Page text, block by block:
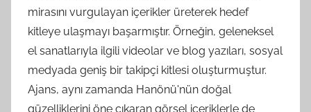
mirasını vurgulayan içerikler üreterek hedef
kitleye ulaşmayı başarmıştır. Örneğin, geleneksel
el sanatlarıyla ilgili videolar ve blog yazıları, sosyal
medyada geniş bir takipçi kitlesi oluşturmuştur.
Ajans, aynı zamanda Hanönü'nün doğal
güzelliklerini öne çıkaran görsel içeriklerle de